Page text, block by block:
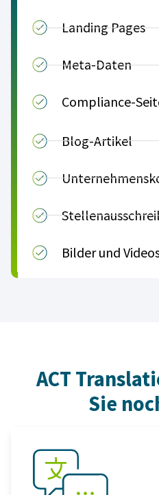
Landing Pages
Meta-Daten
Compliance-
Blog-Artikel
Bilder und
ACT
Sie